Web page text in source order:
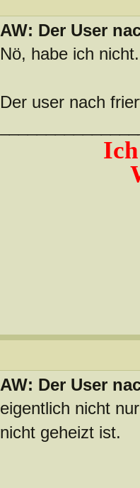
AW: Der User
Nö, habe ich nicht.
Der user nach
AW: Der User
eigentlich nicht
nicht geheizt ist.